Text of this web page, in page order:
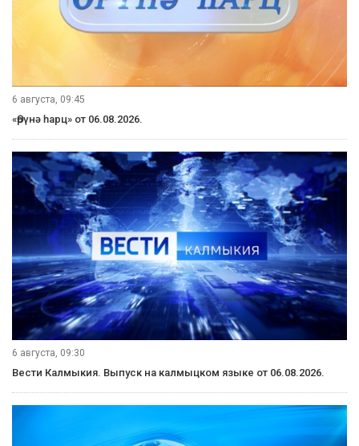
6 августа, 09:45
«Өрүнә һарц» от 06.08.2026.
6 августа, 09:30
Вести Калмыкия. Выпуск на калмыцком языке от 06.08.2026.